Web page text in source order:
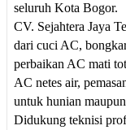
seluruh Kota Bogor.
CV. Sejahtera Jaya
dari cuci AC,
perbaikan AC mati
AC netes air,
untuk hunian
Didukung teknisi